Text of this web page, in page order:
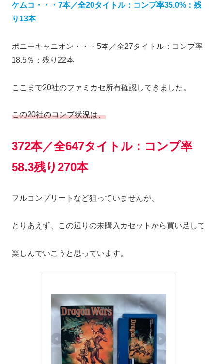
ケムコ・・・7本／全20タイトル：コンプ率35.0%：残
り13本
ポニーキャニオン・・・5本／全27タイトル：コンプ率
18.5％：残り22本
ここまで20社のファミカセ所有確認してきました。
この20社のコンプ状況は、
372本／全647タイトル：コンプ率
58.3残り270本
フルコンプリートなど狙っていませんが、
とりあえず、この辺りの未購入カセットから買い足して
楽しんでいこうと思っています。